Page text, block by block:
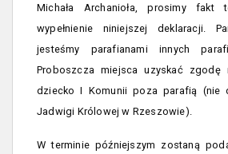
Michała Archanioła, prosimy fakt
wypełnienie niniejszej deklaracji.
jesteśmy parafianami innych
Proboszcza miejsca uzyskać zgodę
dziecko I Komunii poza parafią (nie
Jadwigi Królowej w Rzeszowie).
W terminie późniejszym zostaną